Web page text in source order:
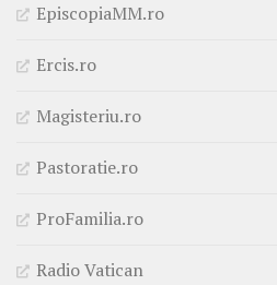
EpiscopiaMM.ro
Ercis.ro
Magisteriu.ro
Pastoratie.ro
ProFamilia.ro
Radio Vatican